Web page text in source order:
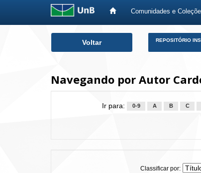
Comunidades e
Voltar REPOSITÓRIO
Navegando por Autor
Ir para: 0-9 A B C
Classificar por: